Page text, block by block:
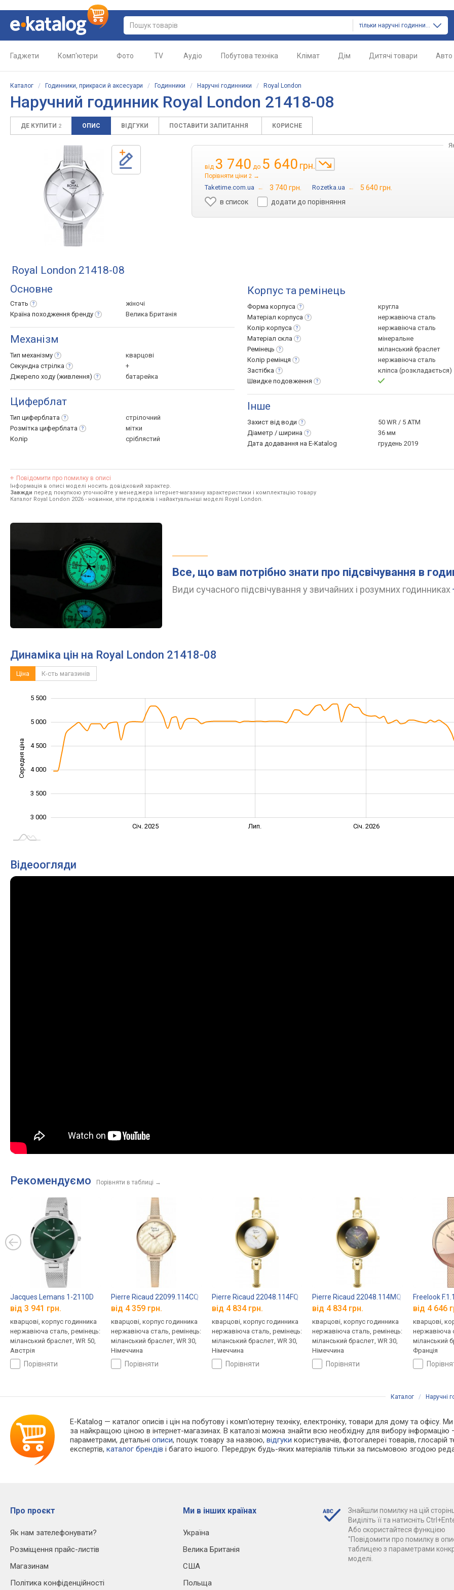
тільки наручні годинники
Гаджети Комп'ютери Фото TV Аудіо Побутова техніка Клімат Дім Дитячі товари Авто
Каталог / Годинники, прикраси й аксесуари / Годинники / Наручні годинники / Royal London
Наручний годинник Royal London 21418-08
ДЕ КУПИТИ 2 ОПИС ВІДГУКИ ПОСТАВИТИ ЗАПИТАННЯ КОРИСНЕ
від 3 740 до 5 640 грн.
Порівняти ціни 2 →
Taketime.com.ua → 3 740 грн. Rozetka.ua →
5 640 грн.
в список
додати до порівняння
Royal London 21418-08
Основне
Стать
жіночі
Країна походження бренду Велика Британія
Механізм
Тип механізму
кварцові
Секундна стрілка
+
Джерело ходу (живлення) батарейка
Циферблат
Тип циферблата
стрілочний
Розмітка циферблата
мітки
Колір
сріблястий
Корпус та ремінець
Форма корпуса
кругла
Матеріал корпуса
нержавіюча сталь
Колір корпуса
нержавіюча сталь
Матеріал скла
мінеральне
Ремінець
міланський браслет
Колір ремінця
нержавіюча сталь
Застібка
кліпса (розкладається)
Швидке подовження
Інше
Захист від води
50 WR / 5 ATM
Діаметр / ширина
36 мм
Дата додавання на E-Katalog
грудень 2019
Повідомити про помилку в описі
Інформація в описі моделі носить довідковий характер.
Завжди перед покупкою уточнюйте у менеджера інтернет-магазину характеристики і комплектацію товару
Каталог Royal London 2026 - новинки, хіти продажів і найактуальніші моделі Royal London.
Все, що вам потрібно знати про підсвічування в
Види сучасного підсвічування у звичайних і розумних годинниках
Динаміка цін на Royal London 21418-08
Ціна К-сть магазинів
Середня ціна
3 000
3 500
4 000
4 500
5 000
5 500
Січ. 2025 Лип. Січ. 2026
Відеоогляди
Рекомендуємо Порівняти в таблиці →
Jacques Lemans 1-2110D
від 3 941 грн.
кварцові, корпус годинника
нержавіюча сталь, ремінець:
міланський браслет, WR 50,
Австрія
порівняти
Pierre Ricaud 22099.114CQ
від 4 359 грн.
кварцові, корпус годинника
нержавіюча сталь, ремінець:
міланський браслет, WR 30,
Німеччина
порівняти
Pierre Ricaud 22048.114FQ
від 4 834 грн.
кварцові, корпус годинника
нержавіюча сталь, ремінець:
міланський браслет, WR 30,
Німеччина
порівняти
Pierre Ricaud 22048.114MQ
від 4 834 грн.
кварцові, корпус годинника
нержавіюча сталь, ремінець:
міланський браслет, WR 30,
Німеччина
порівняти
Freelook
від 4 646
кварцові,
нержавіюча
міланський
Франція
Каталог / Наручні
E-Katalog — каталог описів і цін на побутову і комп'ютерну техніку, електроніку, товари для дому та офісу.
за найкращою ціною в інтернет-магазинах. В каталозі можна знайти всю необхідну для вибору
параметрами, детальніописи, пошук товару за назвою,відгуки користувачів, фотогалереї товарів, глосарій
експертів,каталог брендів і багато іншого. Передрук будь-яких матеріалів тільки за письмовою згодою
Про проєкт
Як нам зателефонувати?
Розміщення прайс-листів
Магазинам
Політика конфіденційності
Ми в інших країнах
Україна
Велика Британія
США
Польща
Знайшли помилку на цій
Виділіть її та натисніть
Або скористайтеся функцією
"Повідомити про помилку в
таблицею з параметрами
моделі.